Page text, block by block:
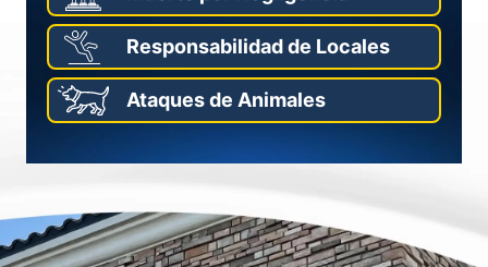
Responsabilidad de Locales
Ataques de Animales